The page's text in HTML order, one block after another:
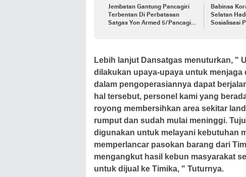
Jembatan Gantung Pancagiri
Terbentan Di Perbatasan
Satgas Yon Armed 5/Pancagiri
Babinsa
Selatan
Sosialisasi
Lebih lanjut Dansatgas menuturkan, "
dilakukan upaya-upaya untuk
dalam pengoperasiannya dapat
hal tersebut, personel kami yang
royong membersihkan area sekitar
rumput dan sudah mulai meninggi.
digunakan untuk melayani kebutuhan
memperlancar pasokan barang dari
mengangkut hasil kebun masyarakat
untuk dijual ke Timika, " Tuturnya.